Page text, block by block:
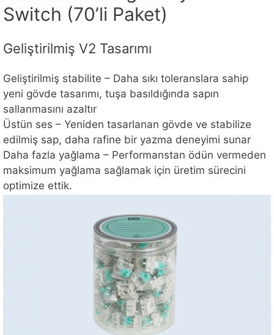
Switch (70’li Paket)
Geliştirilmiş V2 Tasarımı
Geliştirilmiş stabilite – Daha sıkı toleranslara sahip
yeni gövde tasarımı, tuşa basıldığında sapın
sallanmasını azaltır
Üstün ses – Yeniden tasarlanan gövde ve stabilize
edilmiş sap, daha rafine bir yazma deneyimi sunar
Daha fazla yağlama – Performanstan ödün vermeden
maksimum yağlama sağlamak için üretim sürecini
optimize ettik.